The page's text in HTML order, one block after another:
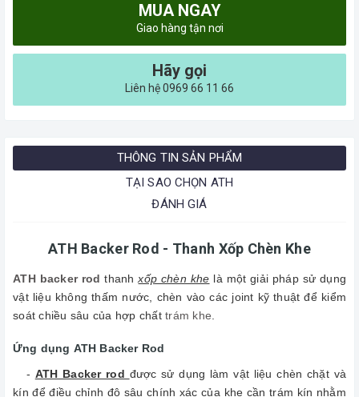
MUA NGAY
Giao hàng tận nơi
Hãy gọi
Liên hệ 0969 66 11 66
THÔNG TIN SẢN PHẨM
TẠI SAO CHỌN ATH
ĐÁNH GIÁ
ATH Backer Rod - Thanh Xốp Chèn Khe
ATH backer rod thanhxốp chèn khe là một giải pháp sử dụng
vật liệu không thấm nước, chèn vào các joint kỹ thuật để kiểm
soát chiều sâu của hợp chất trám khe
Ứng dụng ATH Backer Rod
- ATH Backer rod được sử dụng làm vật liệu chèn chặt và
kín để điều chỉnh độ sâu chính xác của khe cần trám kín nhằm